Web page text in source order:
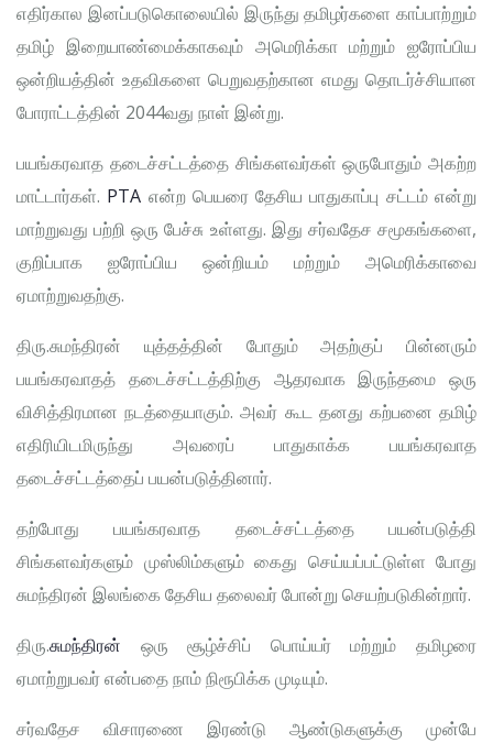
எதிர்கால இனப்படுகொலையில் இருந்து தமிழர்களை காப்பாற்றும்
தமிழ் இறையாண்மைக்காகவும் அமெரிக்கா மற்றும் ஐரோப்பிய
ஒன்றியத்தின் உதவிகளை பெறுவதற்கான எமது தொடர்ச்சியான
போராட்டத்தின் 2044வது நாள் இன்று.
பயங்கரவாத தடைச்சட்டத்தை சிங்களவர்கள் ஒருபோதும் அகற்ற
மாட்டார்கள். PTA என்ற பெயரை தேசிய பாதுகாப்பு சட்டம் என்று
மாற்றுவது பற்றி ஒரு பேச்சு உள்ளது. இது சர்வதேச சமூகங்களை,
குறிப்பாக ஐரோப்பிய ஒன்றியம் மற்றும் அமெரிக்காவை
ஏமாற்றுவதற்கு.
திரு.சுமந்திரன் யுத்தத்தின் போதும் அதற்குப் பின்னரும்
பயங்கரவாதத் தடைச்சட்டத்திற்கு ஆதரவாக இருந்தமை ஒரு
விசித்திரமான நடத்தையாகும். அவர் கூட தனது கற்பனை தமிழ்
எதிரியிடமிருந்து அவரைப் பாதுகாக்க பயங்கரவாத
தடைச்சட்டத்தைப் பயன்படுத்தினார்.
தற்போது பயங்கரவாத தடைச்சட்டத்தை பயன்படுத்தி
சிங்களவர்களும் முஸ்லிம்களும் கைது செய்யப்பட்டுள்ள போது
சுமந்திரன் இலங்கை தேசிய தலைவர் போன்று செயற்படுகின்றார்.
திரு.சுமந்திரன் ஒரு சூழ்ச்சிப் பொய்யர் மற்றும் தமிழரை
ஏமாற்றுபவர் என்பதை நாம் நிரூபிக்க முடியும்.
சர்வதேச விசாரணை இரண்டு ஆண்டுகளுக்கு முன்பே